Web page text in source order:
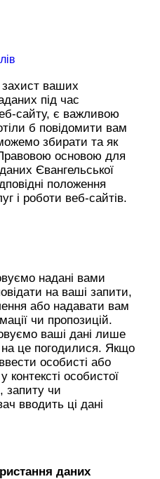
ваших
під час
сайту, є важливою
б повідомити вам
збирати та як
основою для
Євангельської
положення
і роботи веб-сайтів.
надані вами
на ваші запити,
або надавати вам
чи пропозицій.
ваші дані лише
це погодилися. Якщо
особисті або
контексті особистої
запиту чи
вводить ці дані
даних